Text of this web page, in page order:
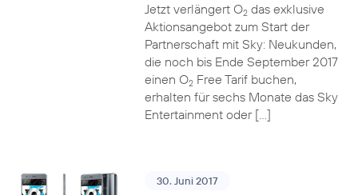
Jetzt verlängert O2das exklusive
Aktionsangebot zum Start der
Partnerschaft mit Sky: Neukunden,
die noch bis Ende September 2017
einen O2Free Tarif buchen,
erhalten für sechs Monate das Sky
Entertainment oder […]
30. Juni 2017